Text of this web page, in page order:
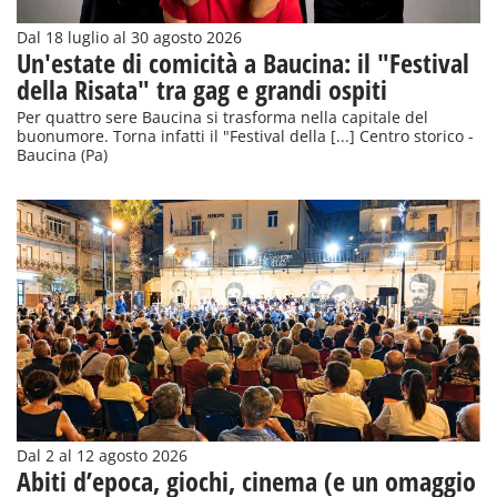
Dal 18 luglio al 30 agosto 2026
Un'estate di comicità a Baucina: il "Festival
della Risata" tra gag e grandi ospiti
Per quattro sere Baucina si trasforma nella capitale del
buonumore. Torna infatti il "Festival della [...] Centro storico -
Baucina (Pa)
Dal 2 al 12 agosto 2026
Abiti d’epoca, giochi, cinema (e un omaggio